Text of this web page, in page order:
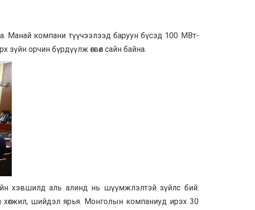
Манай компани түүчээлээд баруун бүсэд 100 МВт-
орчин бүрдүүлж өгвөл сайн байна.
хэвшилд аль алинд нь шүүмжлэлтэй зүйлс бий.
шийдэл ярья. Монголын компаниуд ирэх 30